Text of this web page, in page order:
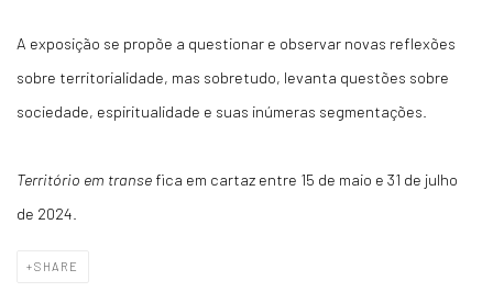
A exposição se propõe a questionar e observar novas reflexões
sobre territorialidade, mas sobretudo, levanta questões sobre
sociedade, espiritualidade e suas inúmeras segmentações.
Território em transe fica em cartaz entre 15 de maio e 31 de julho
de 2024.
SHARE